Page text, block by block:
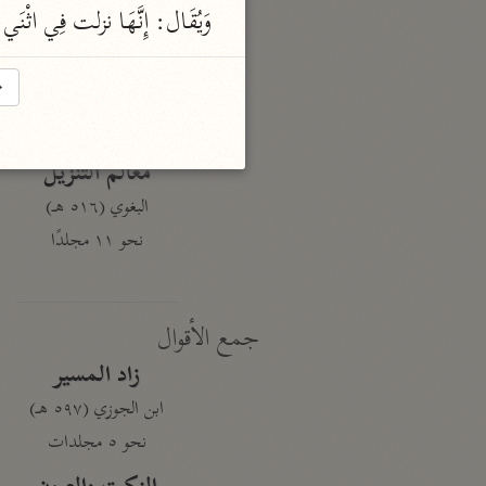
نحو ١٩ مجلدًا
الجامع لأحكام القرآن
معالم التنزيل
البغوي (٥١٦ هـ)
نحو ١١ مجلدًا
جمع الأقوال
زاد المسير
ابن الجوزي (٥٩٧ هـ)
نحو ٥ مجلدات
وَيُقَال: إِنَّهَا نزلت فِي